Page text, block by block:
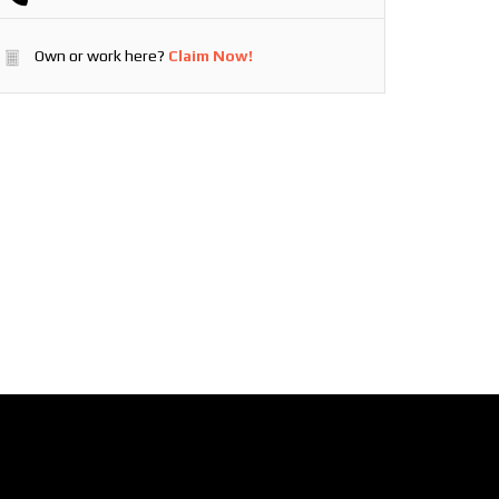
Own or work here? Claim Now!